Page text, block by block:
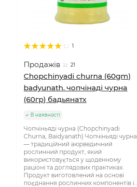
1
Продажів 21
Chopchinyadi churna (60gm)
badyunath. чопчінаді чурна
(60гр) бадьянатх
В наявності
Чопчіньяді чурна (Chopchinyadi
Churna, Baidyanath) Чопчіньяді чурна
— традиційний аюрведичний
рослинний продукт, який
використовується у щоденному
раціоні та доглядових практиках.
Продукт виготовлений на основі
поєднання рослинних компонентів і..